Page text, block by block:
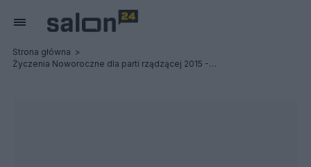
Strona główna
Życzenia Noworoczne dla parti rządzącej 2015 -2019